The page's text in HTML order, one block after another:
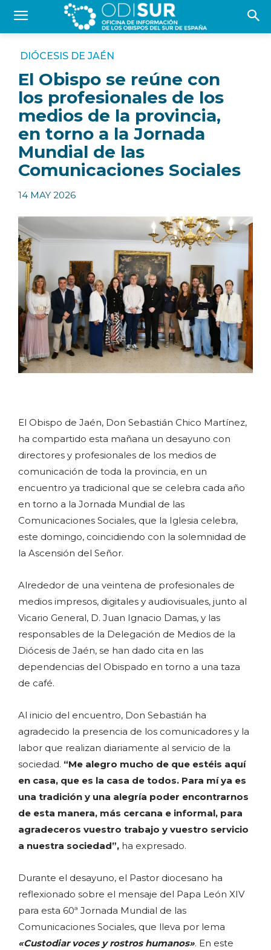
DIÓCESIS DE JAÉN
El Obispo se reúne con
los profesionales de los
medios de la provincia,
en torno a la Jornada
Mundial de las
Comunicaciones Sociales
14 MAY 2026
El Obispo de Jaén, Don Sebastián Chico Martínez,
ha compartido esta mañana un desayuno con
directores y profesionales de los medios de
comunicación de toda la provincia, en un
encuentro ya tradicional que se celebra cada año
en torno a la Jornada Mundial de las
Comunicaciones Sociales, que la Iglesia celebra,
este domingo, coincidiendo con la solemnidad de
la Ascensión del Señor.
Alrededor de una veintena de profesionales de
medios impresos, digitales y audiovisuales, junto al
Vicario General, D. Juan Ignacio Damas, y las
responsables de la Delegación de Medios de la
Diócesis de Jaén, se han dado cita en las
dependencias del Obispado en torno a una taza
de café.
Al inicio del encuentro, Don Sebastián ha
agradecido la presencia de los comunicadores y la
labor que realizan diariamente al servicio de la
sociedad. “Me alegro mucho de que estéis aquí
en casa, que es la casa de todos. Para mí ya es
una tradición y una alegría poder encontrarnos
de esta manera, más cercana e informal, para
agradeceros vuestro trabajo y vuestro servicio
a nuestra sociedad”, ha expresado.
Durante el desayuno, el Pastor diocesano ha
reflexionado sobre el mensaje del Papa León XIV
para esta 60ª Jornada Mundial de las
Comunicaciones Sociales, que lleva por lema
«Custodiar voces y rostros humanos». En este